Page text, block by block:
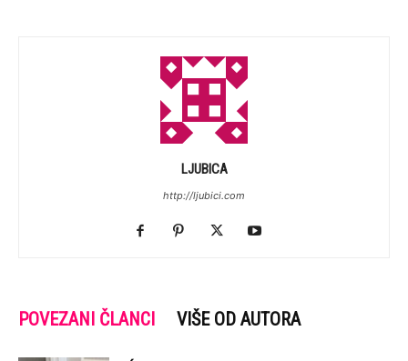
LJUBICA
http://ljubici.com
POVEZANI ČLANCI VIŠE OD AUTORA